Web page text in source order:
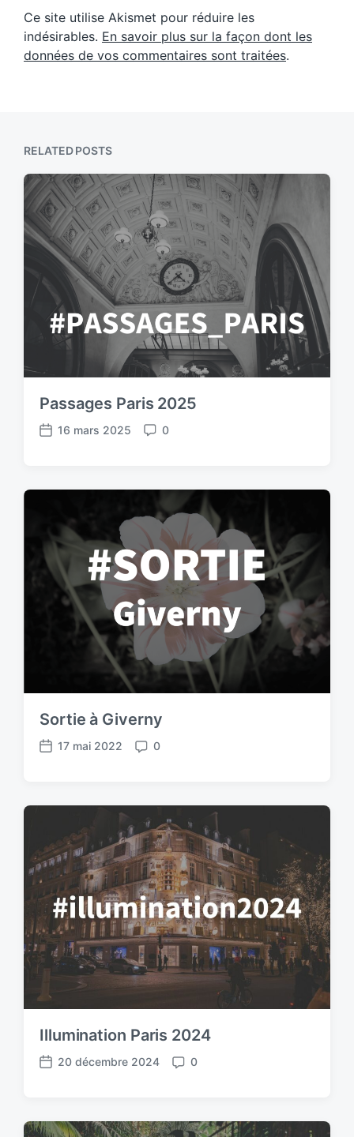
Ce site utilise Akismet pour réduire les
indésirables. En savoir plus sur la façon dont les
données de vos commentaires sont traitées.
RELATED POSTS
Passages Paris 2025
16 mars 2025 0
Sortie à Giverny
17 mai 2022 0
Illumination Paris 2024
20 décembre 2024 0